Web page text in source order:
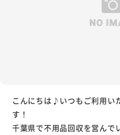
こんにちは♪いつもご利用い
す！
千葉県で不用品回収を営んで